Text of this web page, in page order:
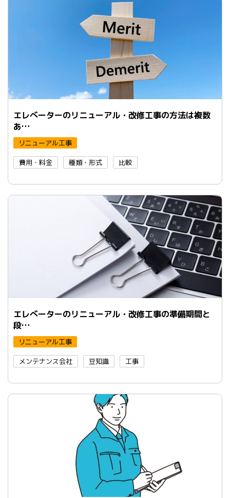
エレべーターのリニューアル・改修工事の方法は複数
あ…
リニューアル工事
費用・料金 種類・形式 比較
エレべーターのリニューアル・改修工事の準備期間と
段…
リニューアル工事
メンテナンス会社 豆知識 工事